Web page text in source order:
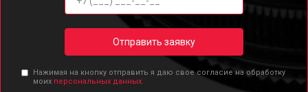
Отправить заявку
Нажимая на кнопку отправить я даю свое согласие на обработку
моих персональных данных.